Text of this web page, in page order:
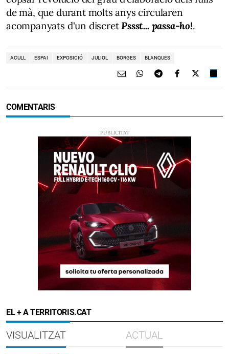
de mà, que durant molts anys circularen
acompanyats d'un discret Pssst... passa-ho!.
ACULL ESPAI EXPOSICIÓ JULIOL BORGES BLANQUES
COMENTARIS
EL + A TERRITORIS.CAT
VISUALITZAT ACTUAL